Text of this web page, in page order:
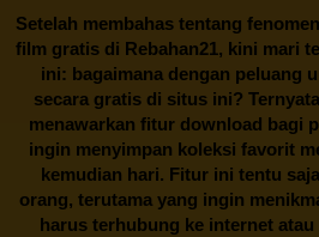
Setelah membahas tentang
film gratis di Rebahan21, kini mari
ini: bagaimana dengan peluang
secara gratis di situs ini?
menawarkan fitur download bagi
ingin menyimpan koleksi favorit
kemudian hari. Fitur ini tentu
orang, terutama yang ingin
harus terhubung ke internet